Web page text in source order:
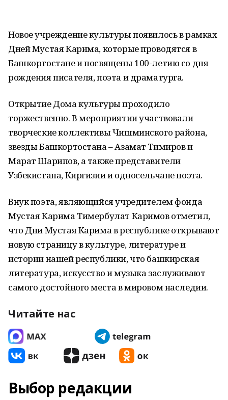
Новое учреждение культуры появилось в рамках
Дней Мустая Карима, которые проводятся в
Башкортостане и посвящены 100-летию со дня
рождения писателя, поэта и драматурга.
Открытие Дома культуры проходило
торжественно. В мероприятии участвовали
творческие коллективы Чишминского района,
звезды Башкортостана – Азамат Тимиров и
Марат Шарипов, а также представители
Узбекистана, Киргизии и односельчане поэта.
Внук поэта, являющийся учредителем фонда
Мустая Карима Тимербулат Каримов отметил,
что Дни Мустая Карима в республике открывают
новую страницу в культуре, литературе и
истории нашей республики, что башкирская
литература, искусство и музыка заслуживают
самого достойного места в мировом наследии.
Читайте нас
Выбор редакции